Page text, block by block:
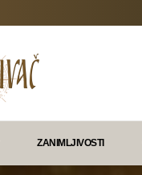
ZANIMLJIVOSTI